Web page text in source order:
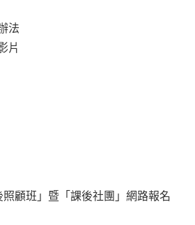
法
片
顧班」暨「課後社團」網路報名